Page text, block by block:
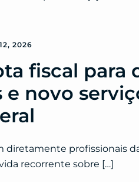
2026
fiscal para
novo
profissionais
recorrente sobre […]